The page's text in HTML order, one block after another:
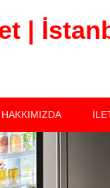
|
HAKKIMIZDA